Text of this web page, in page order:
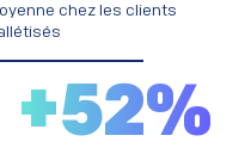
chez les clients
+52%